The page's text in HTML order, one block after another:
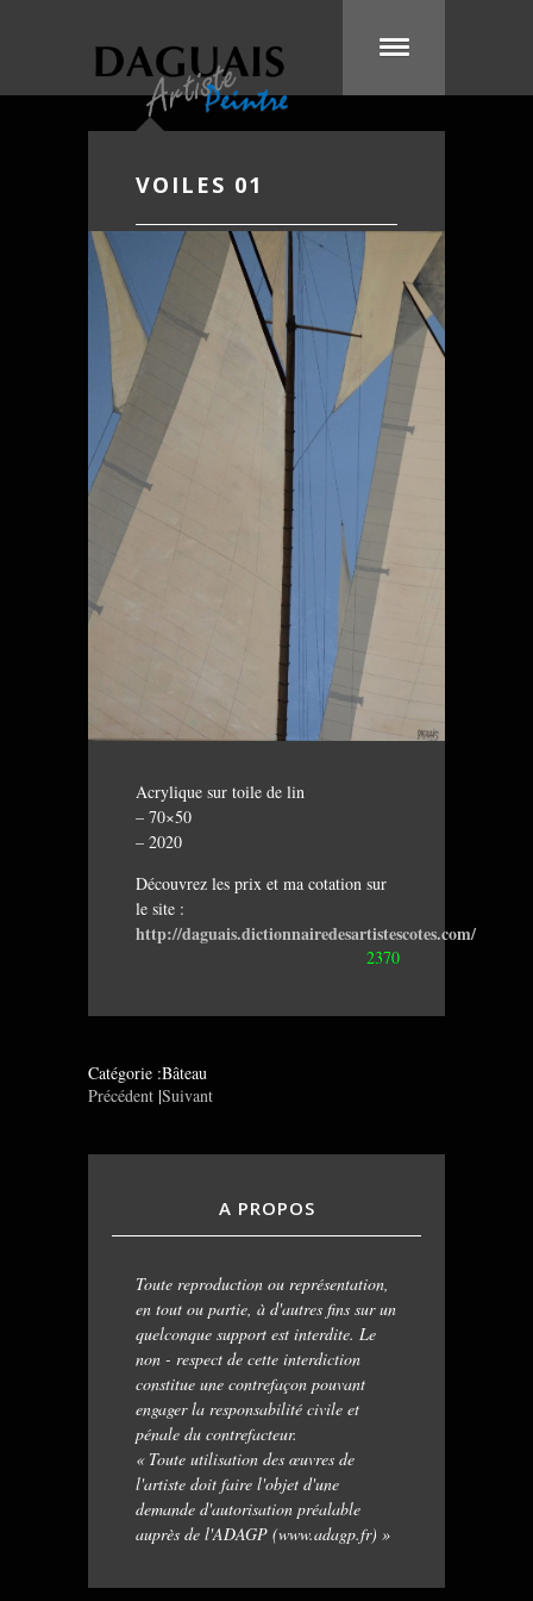
VOILES 01
Acrylique sur toile de lin
– 70×50
– 2020
Découvrez les prix et ma cotation sur
le site :
http://daguais.dictionnairedesartistescotes.com/
2370
Catégorie :Bâteau
Précédent |Suivant
A PROPOS
Toute reproduction ou représentation,
en tout ou partie, à d'autres fins sur un
quelconque support est interdite. Le
non - respect de cette interdiction
constitue une contrefaçon pouvant
engager la responsabilité civile et
pénale du contrefacteur.
« Toute utilisation des œuvres de
l'artiste doit faire l'objet d'une
demande d'autorisation préalable
auprès de l'ADAGP (www.adagp.fr) »